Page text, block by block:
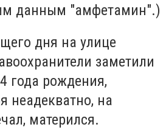
данным "амфетамин".)
дня на улице
заметили
года рождения,
неадекватно, на
матерился.